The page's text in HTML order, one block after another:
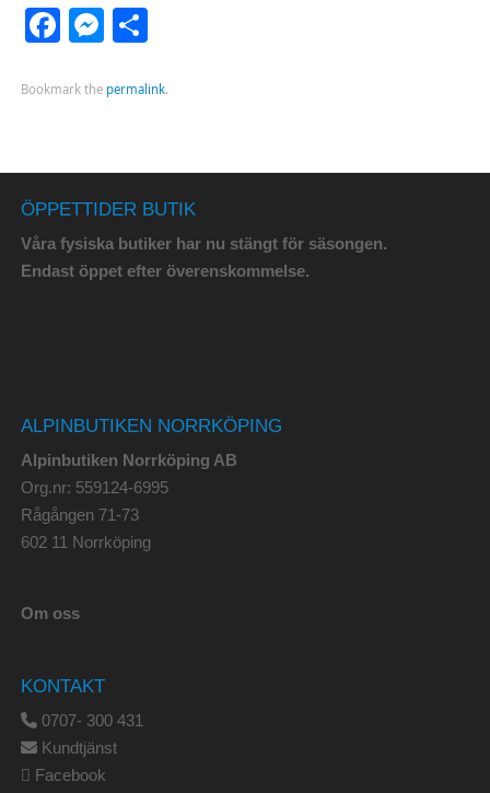
Facebook
Messenger
Dela
Bookmark the permalink.
ÖPPETTIDER BUTIK
Våra fysiska butiker har nu stängt för säsongen.
Endast öppet efter överenskommelse.
ALPINBUTIKEN NORRKÖPING
Alpinbutiken Norrköping AB
Org.nr: 559124-6995
Rågången 71-73
602 11 Norrköping
Om oss
KONTAKT
0707- 300 431
Kundtjänst
Facebook